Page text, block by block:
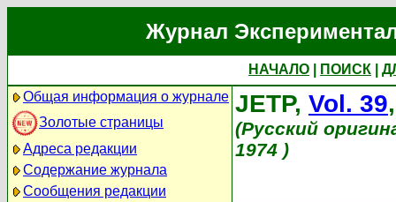
Журнал
НАЧАЛО ПОИСК
Общая информация о журнале
Золотые страницы
Адреса редакции
Содержание журнала
Сообщения редакции
JETP, Vol. 39
(Русский
1974 )